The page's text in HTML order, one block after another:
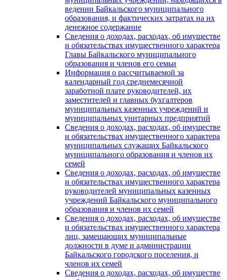
ведении Байкальского муниципального
образования, и фактических затратах на их
денежное содержание
Сведения о доходах, расходах, об имуществе
и обязательствах имущественного характера
Главы Байкальского муниципального
образования и членов его семьи
Информация о рассчитываемой за
календарный год среднемесячной
заработной плате руководителей, их
заместителей и главных бухгалтеров
муниципальных казенных учреждений и
муниципальных унитарных предприятий
Сведения о доходах, расходах, об имуществе
и обязательствах имущественного характера
муниципальных служащих Байкальского
муниципального образования и членов их
семей
Сведения о доходах, расходах, об имуществе
и обязательствах имущественного характера
руководителей муниципальных казенных
учреждений Байкальского муниципального
образования и членов их семей
Сведения о доходах, расходах, об имуществе
и обязательствах имущественного характера
лиц, замещающих муниципальные
должности в думе и администрации
Байкальского городского поселения, и
членов их семей
Сведения о доходах, расходах, об имуществе